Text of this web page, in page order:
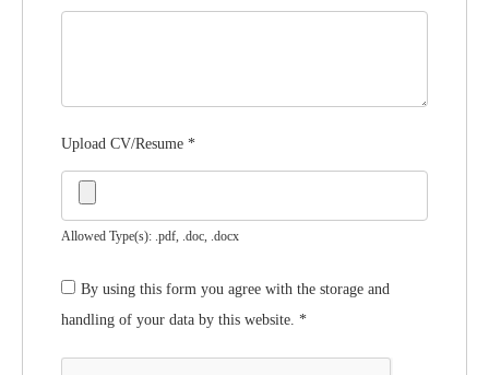
Upload CV/Resume *
Allowed Type(s): .pdf, .doc, .docx
By using this form you agree with the storage and
handling of your data by this website. *